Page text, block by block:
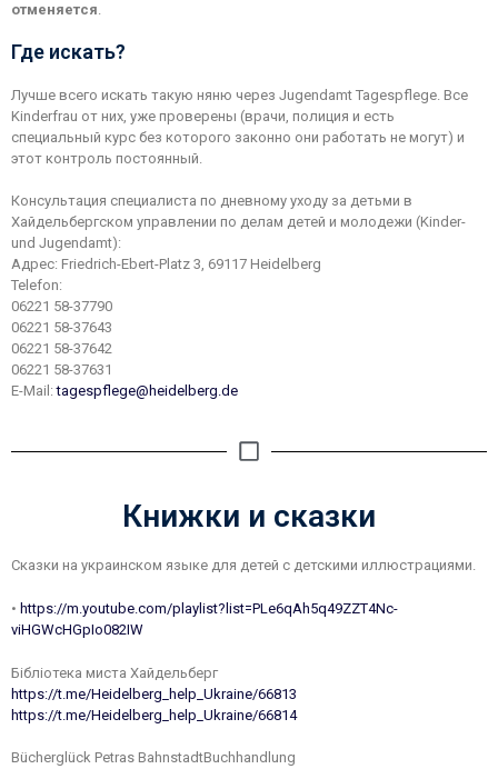
отменяется.
Где искать?
Лучше всего искать такую няню через Jugendamt Tagespflege. Все
Kinderfrau от них, уже проверены (врачи, полиция и есть
специальный курс без которого законно они работать не могут) и
этот контроль постоянный.
Консультация специалиста по дневному уходу за детьми в
Хайдельбергском управлении по делам детей и молодежи (Kinder-
und Jugendamt):
Адрес: Friedrich-Ebert-Platz 3, 69117 Heidelberg
Telefon:
06221 58-37790
06221 58-37643
06221 58-37642
06221 58-37631
E-Mail:tagespflege@heidelberg.de
Книжки и сказки
Сказки на украинском языке для детей с детскими иллюстрациями.
• https://m.youtube.com/playlist?list=PLe6qAh5q49ZZT4Nc-
viHGWcHGpIo082IW
Бібліотека миста Хайдельберг
https://t.me/Heidelberg_help_Ukraine/66813
https://t.me/Heidelberg_help_Ukraine/66814
Bücherglück Petras BahnstadtBuchhandlung